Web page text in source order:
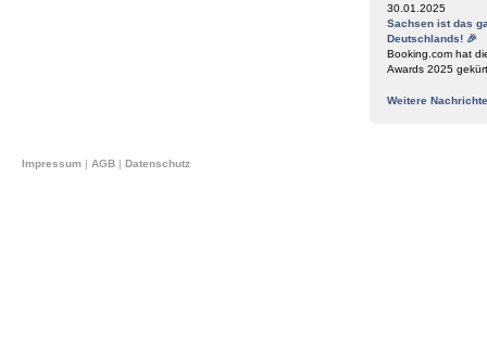
30.01.2025
Sachsen ist das
Deutschlands! 🎉
Booking.com hat
Awards 2025 gekürt
Weitere
Impressum | AGB | Datenschutz